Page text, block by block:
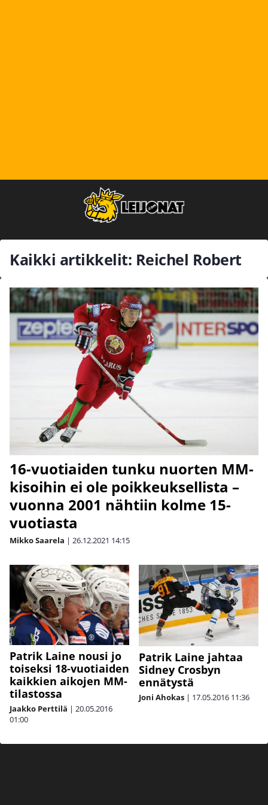
Kaikki artikkelit: Reichel Robert
16-vuotiaiden tunku nuorten MM-
kisoihin ei ole poikkeuksellista –
vuonna 2001 nähtiin kolme 15-
vuotiasta
Mikko Saarela | 26.12.2021 14:15
Patrik Laine nousi jo
toiseksi 18-vuotiaiden
kaikkien aikojen MM-
tilastossa
Jaakko Perttilä | 20.05.2016
01:00
Patrik Laine jahtaa
Sidney Crosbyn
ennätystä
Joni Ahokas | 17.05.2016 11:36